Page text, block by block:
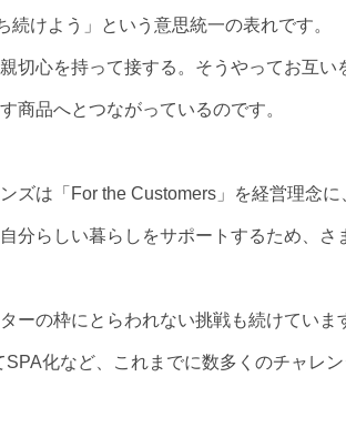
けよう」という意思統一の表れです。
切心を持って接する。そうやってお互い
商品へとつながっているのです。
ズは「For the Customers」を経営理念に
分らしい暮らしをサポートするため、さ
ーの枠にとらわれない挑戦も続けていま
化など、これまでに数多くのチャレ